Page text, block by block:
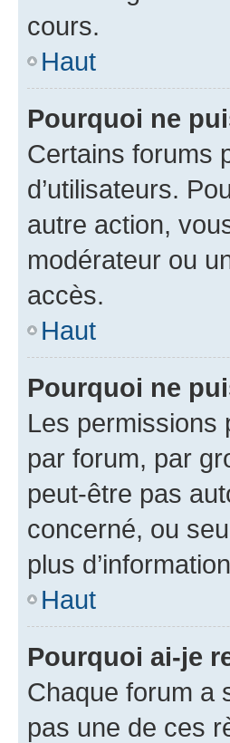
cours.
Haut
Pourquoi ne
Certains forums
d’utilisateurs.
autre action,
modérateur ou
accès.
Haut
Pourquoi ne
Les permissions
par forum, par
peut-être pas
concerné, ou
plus
Haut
Pourquoi ai-je
Chaque forum a
pas une de ces